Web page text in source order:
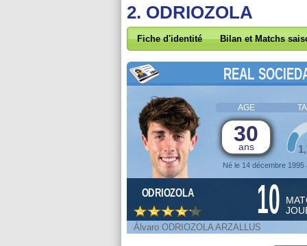
2. ODRIOZOLA
Fiche d'identité Bilan et Matchs
REAL
AGE
30
ans
Né le 14 décembre 1995
ODRIOZOLA 10
Álvaro ODRIOZOLA ARZALLUS